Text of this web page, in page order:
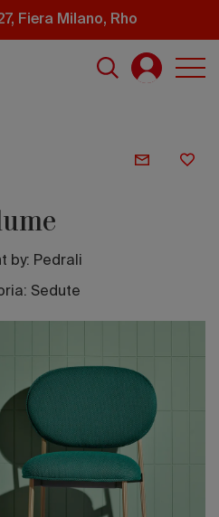
Fiera Milano, Rho
Edizione
by: Pedrali
Sedute